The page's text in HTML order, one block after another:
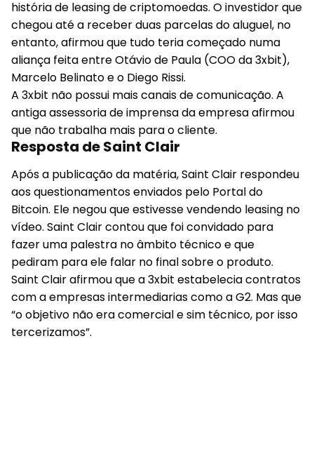
história de leasing de criptomoedas. O investidor que
chegou até a receber duas parcelas do aluguel, no
entanto, afirmou que tudo teria começado numa
aliança feita entre Otávio de Paula (COO da 3xbit),
Marcelo Belinato e o Diego Rissi.
A 3xbit não possui mais canais de comunicação. A
antiga assessoria de imprensa da empresa afirmou
que não trabalha mais para o cliente.
Resposta de Saint Clair
Após a publicação da matéria, Saint Clair respondeu
aos questionamentos enviados pelo Portal do
Bitcoin. Ele negou que estivesse vendendo leasing no
vídeo. Saint Clair contou que foi convidado para
fazer uma palestra no âmbito técnico e que
pediram para ele falar no final sobre o produto.
Saint Clair afirmou que a 3xbit estabelecia contratos
com a empresas intermediarias como a G2. Mas que
“o objetivo não era comercial e sim técnico, por isso
tercerizamos”.